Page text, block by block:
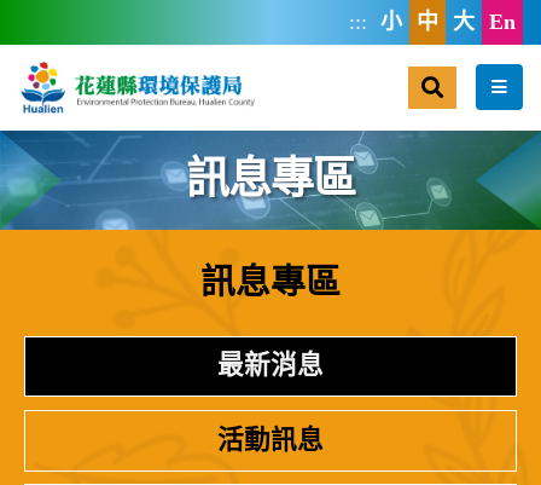
::: 小 中 大 En
選單
訊息專區
訊息專區
最新消息
活動訊息